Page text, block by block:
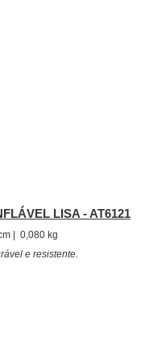
LISA - AT6121
| 0,080 kg
e resistente.